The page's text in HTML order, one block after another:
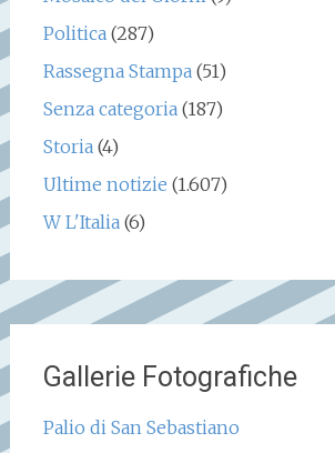
Politica(287)
Rassegna Stampa(51)
Senza categoria(187)
Storia(4)
Ultime notizie (1.607)
W L'Italia(6)
Gallerie Fotografiche
Palio di San Sebastiano